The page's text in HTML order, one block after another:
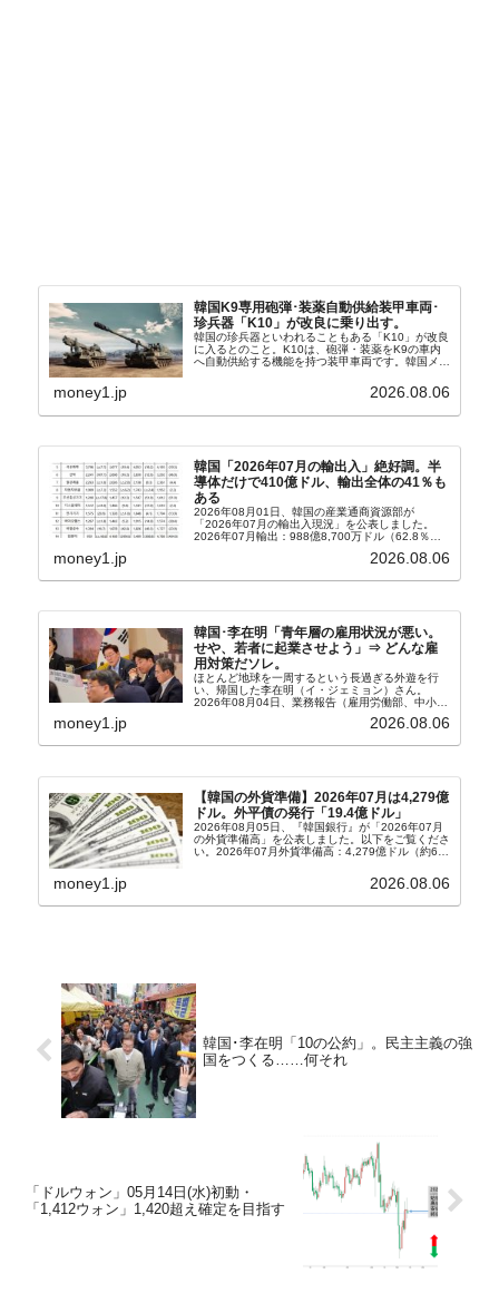
韓国K9専用砲弾･装薬自動供給装甲車両･
珍兵器「K10」が改良に乗り出す。
韓国の珍兵器といわれることもある「K10」が改良
に入るとのこと。K10は、砲弾・装薬をK9の車内
へ自動供給する機能を持つ装甲車両です。韓国メデ
から以下に一部を引きます。2005年に初めて...
money1.jp 2026.08.06
韓国「2026年07月の輸出入」絶好調。半
導体だけで410億ドル、輸出全体の41％も
ある
2026年08月01日、韓国の産業通商資源部が
「2026年07月の輸出入現況」を公表しました。
2026年07月輸出：988億8,700万ドル（62.8％）
money1.jp 2026.08.06
韓国･李在明「青年層の雇用状況が悪い。
せや、若者に起業させよう」⇒ どんな雇
用対策だソレ。
ほとんど地球を一周するという長過ぎる外遊を行
い、帰国した李在明（イ・ジェミョン）さん。
2026年08月04日、業務報告（雇用労働部、中小ベ
上、韓国大統領に成りおおせた李在明（イ・ジェミ
money1.jp 2026.08.06
【韓国の外貨準備】2026年07月は4,279億
ドル。外平債の発行「19.4億ドル」
2026年08月05日、『韓国銀行』が「2026年07月
の外貨準備高」を公表しました。以下をご覧くださ
い。2026年07月外貨準備高：4,279億ドル（約67
money1.jp 2026.08.06
韓国･李在明「10の公約」。民主主義の強
国をつくる……何それ
「ドルウォン」05月14日(水)初動・
「1,412ウォン」1,420超え確定を目指す